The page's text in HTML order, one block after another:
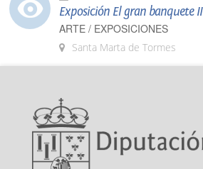
Exposición El gran banquete II
ARTE / EXPOSICIONES
Santa Marta de Tormes